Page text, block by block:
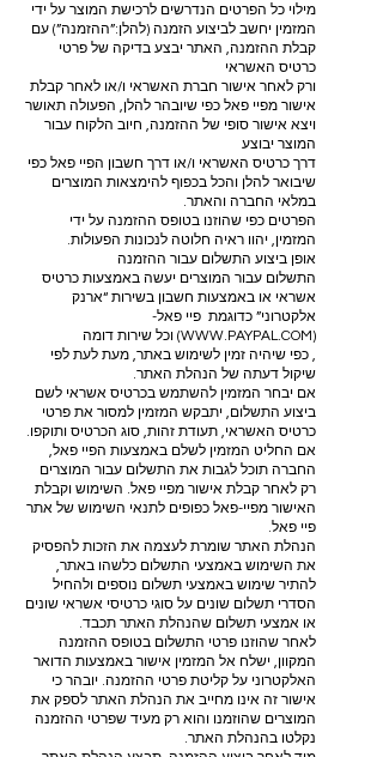
מילוי כל הפרטים הנדרשים לרכישת המוצר על ידי
המזמין יחשב לביצוע הזמנה (להלן:”ההזמנה”) עם
קבלת ההזמנה, האתר יבצע בדיקה של פרטי
כרטיס האשראי
ורק לאחר אישור חברת האשראי ו/או לאחר קבלת
אישור מפיי פאל כפי שיובהר להלן, הפעולה תאושר
ויצא אישור סופי של ההזמנה, חיוב הלקוח עבור
המוצר יבוצע
דרך כרטיס האשראי ו/או דרך חשבון הפיי פאל כפי
שיבואר להלן והכל בכפוף להימצאות המוצרים
במלאי החברה והאתר.
הפרטים כפי שהוזנו בטופס ההזמנה על ידי
המזמין, יהוו ראיה חלוטה לנכונות הפעולות.
אופן ביצוע התשלום עבור ההזמנה
התשלום עבור המוצרים יעשה באמצעות כרטיס
אשראי או באמצעות חשבון בשירות “ארנק
אלקטרוני” כדוגמת פיי פאל-
(
WWW.PAYPAL.COM) וכל שירות דומה
, כפי שיהיה זמין לשימוש באתר, מעת לעת לפי
שיקול דעתה של הנהלת האתר.
אם יבחר המזמין להשתמש בכרטיס אשראי לשם
ביצוע התשלום, יתבקש המזמין למסור את פרטי
כרטיס האשראי, תעודת זהות, סוג הכרטיס ותוקפו.
אם החליט המזמין לשלם באמצעות הפיי פאל,
החברה תוכל לגבות את התשלום עבור המוצרים
רק לאחר קבלת אישור מפיי פאל. השימוש וקבלת
האישור מפיי-פאל כפופים לתנאי השימוש של אתר
פיי פאל.
הנהלת האתר שומרת לעצמה את הזכות להפסיק
את השימוש באמצעי התשלום כלשהו באתר,
להתיר שימוש באמצעי תשלום נוספים ולהחיל
הסדרי תשלום שונים על סוגי כרטיסי אשראי שונים
או אמצעי תשלום שהנהלת האתר תכבד.
לאחר שהוזנו פרטי התשלום בטופס ההזמנה
המקוון, ישלח אל המזמין אישור באמצעות הדואר
האלקטרוני על קליטת פרטי ההזמנה. יובהר כי
אישור זה אינו מחייב את הנהלת האתר לספק את
המוצרים שהוזמנו והוא רק מעיד שפרטי ההזמנה
נקלטו בהנהלת האתר.